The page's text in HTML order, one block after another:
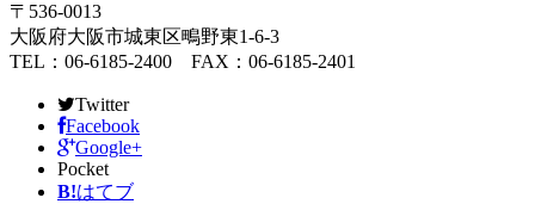
〒536-0013
大阪府大阪市城東区鴫野東1-6-3
TEL：06-6185-2400 FAX：06-6185-2401
Twitter
Facebook
Google+
Pocket
B!はてブ